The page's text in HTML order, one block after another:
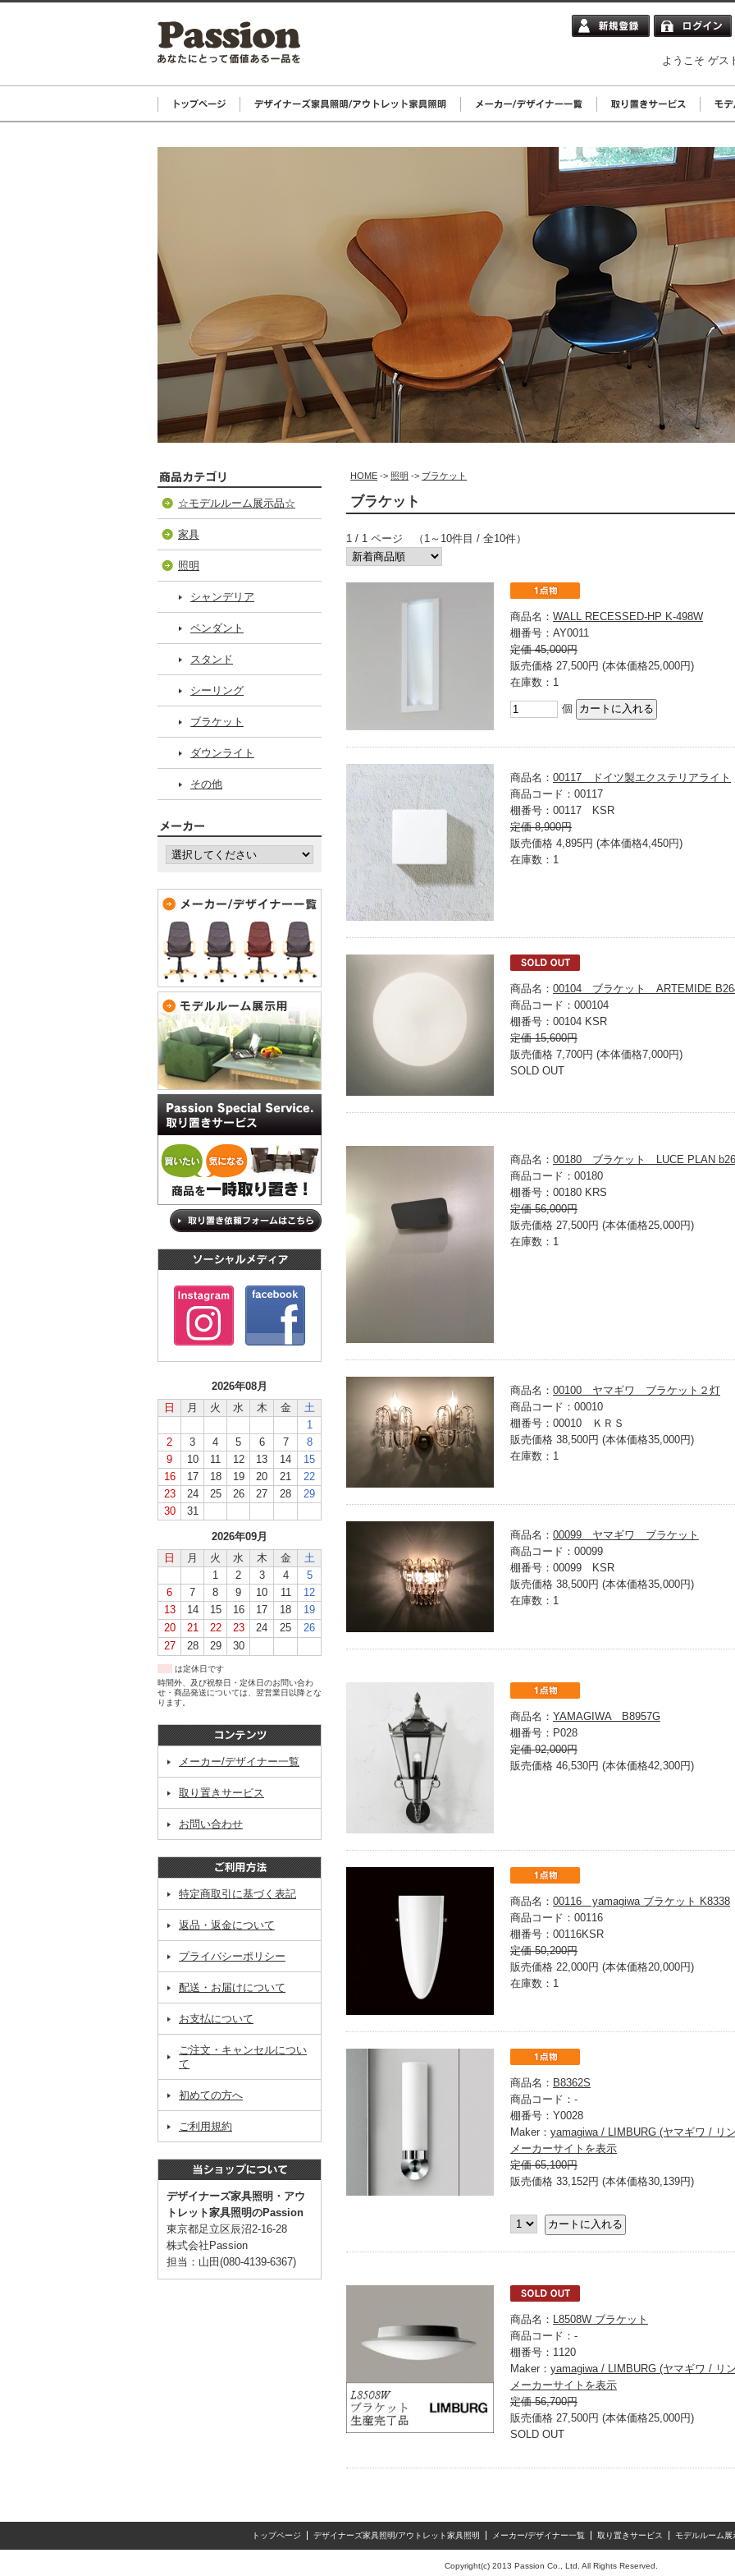
ようこそ ゲス
☆モデルルーム展示品☆
家具
照明
シャンデリア
ペンダント
スタンド
シーリング
ブラケット
ダウンライト
その他
2026年08月
日
月 火 水 木 金
土
1
2
3 4 5 6 7
8
9
10 11 12 13 14
15
16
17 18 19 20 21
22
23
24 25 26 27 28
29
30
31
2026年09月
日
月 火 水 木 金
土
1
2 3 4
5
6
7 8 9 10 11
12
13
14 15 16 17 18
19
20
21 22 23 24 25
26
27
28 29 30
は定休日です
時間外、及び祝祭日・定休日のお問い合わ
せ・商品発送については、翌営業日以降とな
ります。
メーカー/デザイナー一覧
取り置きサービス
お問い合わせ
特定商取引に基づく表記
返品・返金について
プライバシーポリシー
配送・お届けについて
お支払について
ご注文・キャンセルについ
て
初めての方へ
ご利用規約
デザイナーズ家具照明・アウ
トレット家具照明のPassion
東京都足立区辰沼2-16-28
株式会社Passion
担当：山田(080-4139-6367)
HOME -> 照明 -> ブラケット
ブラケット
1 / 1 ページ （1～10件目 / 全10件）
商品名： WALL RECESSED-HP K-498W
棚番号：AY0011
定価 45,000円
販売価格 27,500円 (本体価格25,000円)
在庫数：1
個
商品名： 00117 ドイツ製エクステリアライト
商品コード：00117
棚番号：00117 KSR
定価 8,900円
販売価格 4,895円 (本体価格4,450円)
在庫数：1
商品名： 00104 ブラケット ARTEMIDE
商品コード：000104
棚番号：00104 KSR
定価 15,600円
販売価格 7,700円 (本体価格7,000円)
SOLD OUT
商品名： 00180 ブラケット LUCE PLAN
商品コード：00180
棚番号：00180 KRS
定価 56,000円
販売価格 27,500円 (本体価格25,000円)
在庫数：1
商品名： 00100 ヤマギワ ブラケット２灯
商品コード：00010
棚番号：00010 ＫＲＳ
販売価格 38,500円 (本体価格35,000円)
在庫数：1
商品名： 00099 ヤマギワ ブラケット
商品コード：00099
棚番号：00099 KSR
販売価格 38,500円 (本体価格35,000円)
在庫数：1
商品名： YAMAGIWA B8957G
棚番号：P028
定価 92,000円
販売価格 46,530円 (本体価格42,300円)
商品名： 00116 yamagiwa ブラケット K8338
商品コード：00116
棚番号：00116KSR
定価 50,200円
販売価格 22,000円 (本体価格20,000円)
在庫数：1
商品名： B8362S
商品コード：-
棚番号：Y0028
Maker： yamagiwa / LIMBURG (ヤマギワ / リ
メーカーサイトを表示
定価 65,100円
販売価格 33,152円 (本体価格30,139円)
商品名： L8508W ブラケット
商品コード：-
棚番号：1120
Maker： yamagiwa / LIMBURG (ヤマギワ / リ
メーカーサイトを表示
定価 56,700円
販売価格 27,500円 (本体価格25,000円)
SOLD OUT
トップページ デザイナーズ家具照明/アウトレット家具照明 メーカー/デザイナー一覧 取り置きサービス モデルルーム展
Copyright(c) 2013 Passion Co., Ltd. All Rights Reserved.